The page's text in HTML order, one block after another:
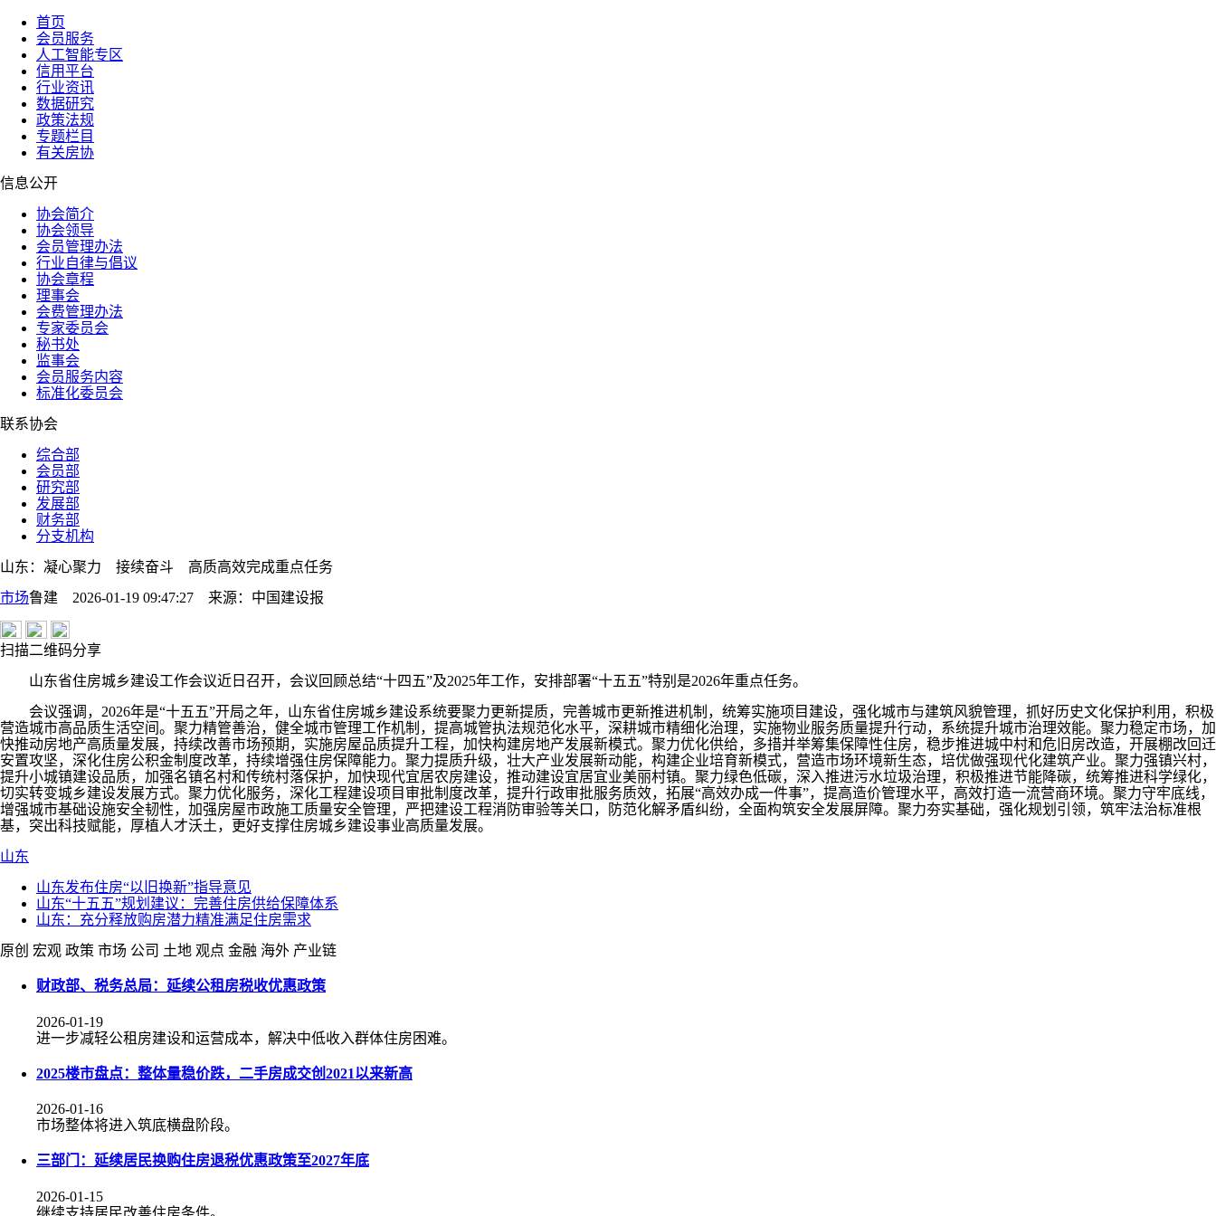
首页
会员服务
人工智能专区
信用平台
行业资讯
数据研究
政策法规
专题栏目
有关房协
信息公开
协会简介
协会领导
会员管理办法
行业自律与倡议
协会章程
理事会
会费管理办法
专家委员会
秘书处
监事会
会员服务内容
标准化委员会
联系协会
综合部
会员部
研究部
发展部
财务部
分支机构
山东：凝心聚力 接续奋斗 高质高效完成重点任务
市场鲁建 2026-01-19 09:47:27 来源： 中国建设报
扫描二维码分享
山东省住房城乡建设工作会议近日召开，会议回顾总结“十四五”及2025年工作，安排部署“十五五”特别是2026年重点任务。
会议强调，2026年是“十五五”开局之年，山东省住房城乡建设系统要聚力更新提质，完善城市更新推进机制，统筹实施项目建设，强化城市与建筑风貌管理，抓好历史文化保护利用，积极
营造城市高品质生活空间。聚力精管善治，健全城市管理工作机制，提高城管执法规范化水平，深耕城市精细化治理，实施物业服务质量提升行动，系统提升城市治理效能。聚力稳定市场，加
快推动房地产高质量发展，持续改善市场预期，实施房屋品质提升工程，加快构建房地产发展新模式。聚力优化供给，多措并举筹集保障性住房，稳步推进城中村和危旧房改造，开展棚改回迁
安置攻坚，深化住房公积金制度改革，持续增强住房保障能力。聚力提质升级，壮大产业发展新动能，构建企业培育新模式，营造市场环境新生态，培优做强现代化建筑产业。聚力强镇兴村，
提升小城镇建设品质，加强名镇名村和传统村落保护，加快现代宜居农房建设，推动建设宜居宜业美丽村镇。聚力绿色低碳，深入推进污水垃圾治理，积极推进节能降碳，统筹推进科学绿化，
切实转变城乡建设发展方式。聚力优化服务，深化工程建设项目审批制度改革，提升行政审批服务质效，拓展“高效办成一件事”，提高造价管理水平，高效打造一流营商环境。聚力守牢底线，
增强城市基础设施安全韧性，加强房屋市政施工质量安全管理，严把建设工程消防审验等关口，防范化解矛盾纠纷，全面构筑安全发展屏障。聚力夯实基础，强化规划引领，筑牢法治标准根
基，突出科技赋能，厚植人才沃土，更好支撑住房城乡建设事业高质量发展。
山东
山东发布住房“以旧换新”指导意见
山东“十五五”规划建议：完善住房供给保障体系
山东：充分释放购房潜力精准满足住房需求
原创 宏观 政策 市场 公司 土地 观点 金融 海外 产业链
财政部、税务总局：延续公租房税收优惠政策
2026-01-19
进一步减轻公租房建设和运营成本，解决中低收入群体住房困难。
2025楼市盘点：整体量稳价跌，二手房成交创2021以来新高
2026-01-16
市场整体将进入筑底横盘阶段。
三部门：延续居民换购住房退税优惠政策至2027年底
2026-01-15
继续支持居民改善住房条件。